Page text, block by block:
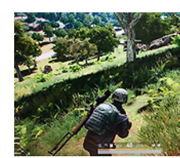
의 일체감이 좋기 때문이죠. 아주 큰 모니터를 선택
현실적으로 40인치대 모니터 고해상도로 가는 방법
작은 모니터 2개를 연결하는 방법은 현명한 방법 입
니터는 작업의 효율을 높여줍니다. 창을 나누는 부분
부분이 있어서죠. 2개의 모니터를 단순 확장할 수 도
로 묶는 ..